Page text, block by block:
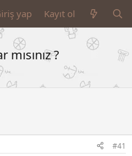
yap Kayıt ol
?
#41